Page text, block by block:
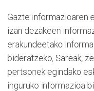
Gazte informazioaren
izan dezakeen
erakundeetako
bideratzeko, Sareak,
pertsonek egindako
inguruko informazioa